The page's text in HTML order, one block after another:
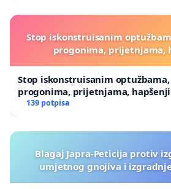
Stop iskonstruisanim
progonima, prijetnjama,
Stop iskonstruisanim
progonima, prijetnjama,
139 potpisa
Blagaj Japra-Peticija protiv
umjetnog gnojiva i